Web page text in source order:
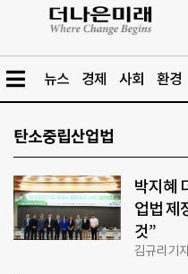
뉴스 경제 사회 환경
탄소중립산업법
박지혜
업법 제
것”
김규리 기